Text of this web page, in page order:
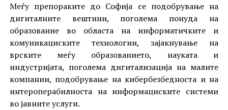
Меѓу препораките до Софија се подобрување на
дигиталните вештини, поголема понуда на
образование во областа на информатичките и
комуникациските технологии, зајакнување на
врските меѓу образованието, науката и
индустријата, поголема дигитализација на малите
компании, подобрување на кибербезбедноста и на
интероперабилноста на информациските системи
во јавните услуги.